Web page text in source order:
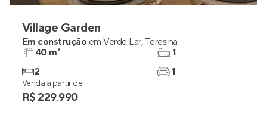
Village Garden
Em construção em Verde Lar, Teresina
40 m²
2
1
1
Venda a partir de
R$ 229.990